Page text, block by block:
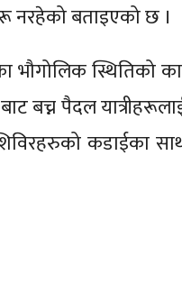
नरहेको बताइएको छ ।
भौगोलिक स्थितिको
बच्न पैदल
कडाईका